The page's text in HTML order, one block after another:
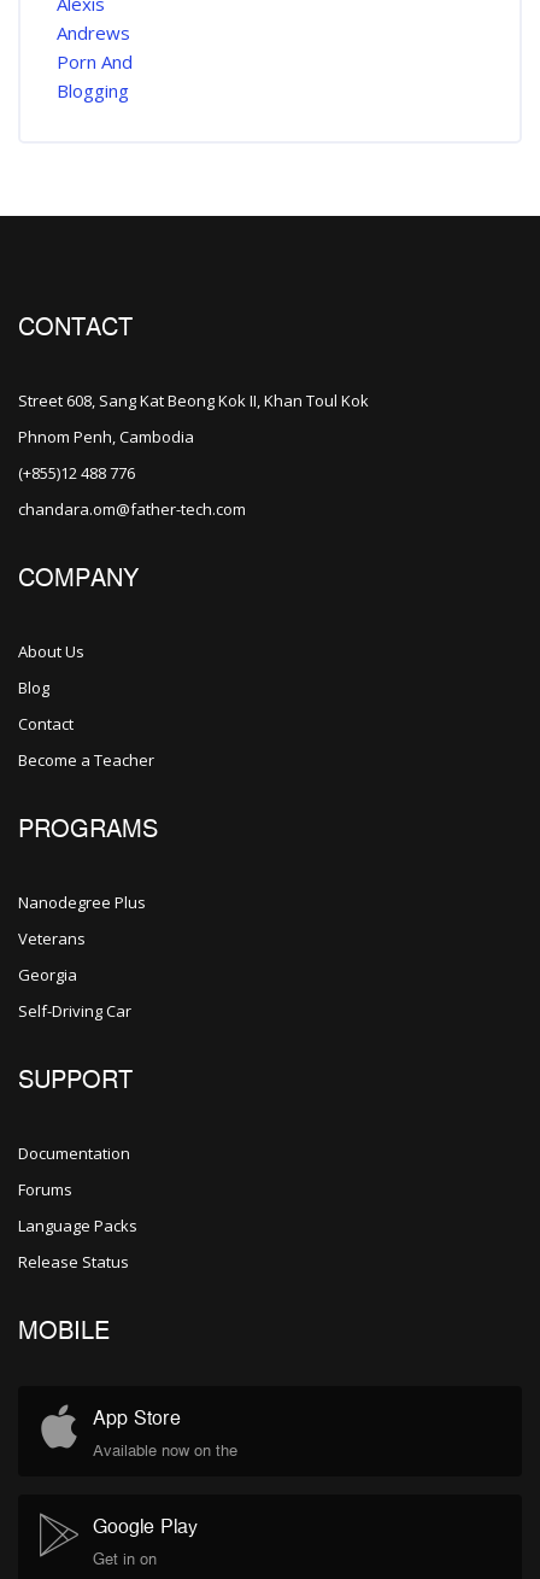
CONTACT
Street 608, Sang Kat Beong Kok II, Khan Toul Kok
Phnom Penh, Cambodia
(+855)12 488 776
chandara.om@father-tech.com
COMPANY
About Us
Blog
Contact
Become a Teacher
PROGRAMS
Nanodegree Plus
Veterans
Georgia
Self-Driving Car
SUPPORT
Documentation
Forums
Language Packs
Release Status
MOBILE
App Store
Available now on the
Google Play
Get in on